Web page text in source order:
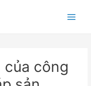
của công